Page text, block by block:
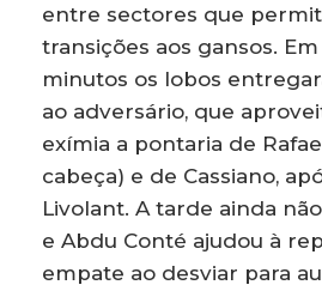
entre sectores que
transições aos gansos.
minutos os lobos
ao adversário, que
exímia a pontaria de
cabeça) e de Cassiano,
Livolant. A tarde ainda
e Abdu Conté ajudou à
empate ao desviar para